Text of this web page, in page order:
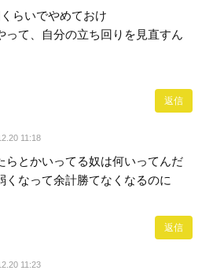
らいでやめておけ
って、自分の立ち回りを見直すん
返信
11:18
らとかいってる奴は何いってんだ
くなって余計勝てなくなるのに
返信
11:23